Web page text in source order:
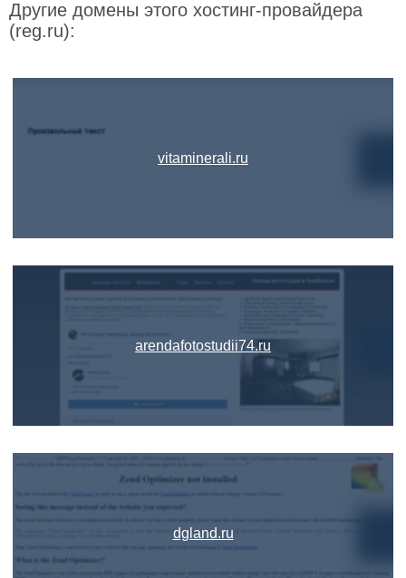
Другие домены этого хостинг-провайдера
(reg.ru):
vitaminerali.ru
arendafotostudii74.ru
dgland.ru